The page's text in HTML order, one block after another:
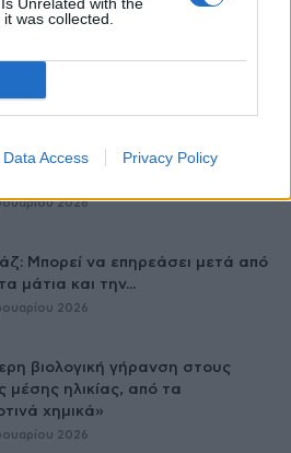
was collected.
Data Access Privacy Policy
Ακόμη
που δεν πρέπει να λέτε σε
2026
Μπορεί να επηρεάσει μετά από
μάτια και την...
2026
βιολογική γήρανση στους
μέσης ηλικίας, από τα
χημικά»
2026